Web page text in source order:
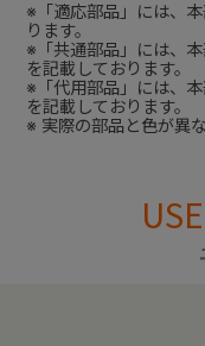
※「適応部品」には、
ります。
※「共通部品」には、
を記載しております。
※「代用部品」には、
を記載しております。
※ 実際の部品と色が異